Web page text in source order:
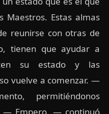
Maestros. Estas almas
reunirse con otras de
tienen que ayudar a
su estado y las
vuelve a comenzar. —
permitiéndonos
— Empero, — continuó